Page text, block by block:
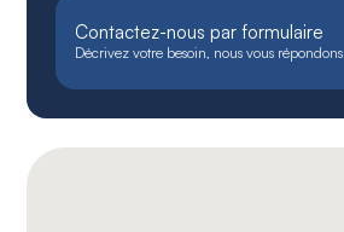
Contactez-nous par formulaire
Décrivez votre besoin, nous vous répondons.